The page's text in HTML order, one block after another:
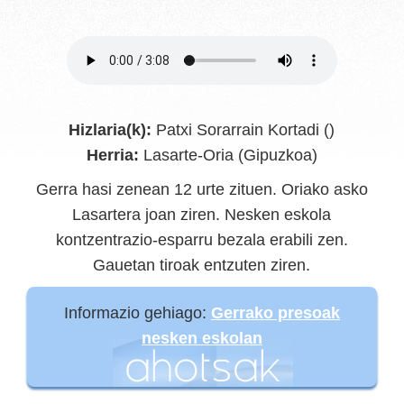
Hizlaria(k): Patxi Sorarrain Kortadi ()
Herria: Lasarte-Oria (Gipuzkoa)
Gerra hasi zenean 12 urte zituen. Oriako asko
Lasartera joan ziren. Nesken eskola
kontzentrazio-esparru bezala erabili zen.
Gauetan tiroak entzuten ziren.
Informazio gehiago: Gerrako presoak
nesken eskolan